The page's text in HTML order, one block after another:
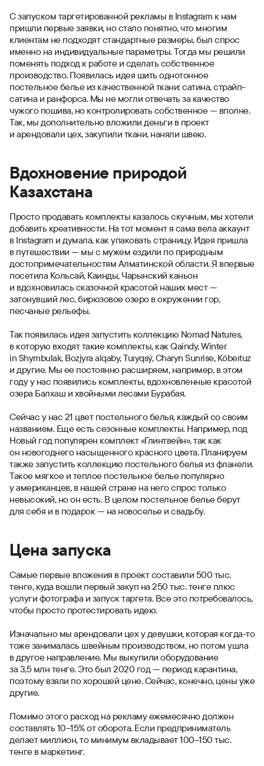
С запуском таргетированной рекламы в Instagram к нам
пришли первые заявки, но стало понятно, что многим
клиентам не подходят стандартные размеры, был спрос
именно на индивидуальные параметры. Тогда мы решили
поменять подход к работе и сделать собственное
производство. Появилась идея шить однотонное
постельное белье из качественной ткани: сатина, страйп-
сатина и ранфорса. Мы не могли отвечать за качество
чужого пошива, но контролировать собственное — вполне.
Так, мы дополнительно вложили деньги в проект
и арендовали цех, закупили ткани, наняли швею.
Вдохновение природой
Казахстана
Просто продавать комплекты казалось скучным, мы хотели
добавить креативности. На тот момент я сама вела аккаунт
в Instagram и думала, как упаковать страницу. Идея пришла
в путешествии — мы с мужем ездили по природным
достопримечательностям Алматинской области. Я впервые
посетила Кольсай, Каинды, Чарынский каньон
и вдохновилась сказочной красотой наших мест —
затонувший лес, бирюзовое озеро в окружении гор,
песчаные рельефы.
Так появилась идея запустить коллекцию Nomad Natures,
в которую входят такие комплекты, как Qaindy, Winter
in Shymbulak, Bozjyra alqaby, Tuıyqsý, Charyn Sunrise, Kóbeıtuz
и другие. Мы ее постоянно расширяем, например, в этом
году у нас появились комплекты, вдохновленные красотой
озера Балхаш и хвойными лесами Бурабая.
Сейчас у нас 21 цвет постельного белья, каждый со своим
названием. Еще есть сезонные комплекты. Например, под
Новый год популярен комплект «Глинтвейн», так как
он новогоднего насыщенного красного цвета. Планируем
также запустить коллекцию постельного белья из фланели.
Такое мягкое и теплое постельное белье популярно
у американцев, в нашей стране на него спрос только
невысокий, но он есть. В целом постельное белье берут
для себя и в подарок — на новоселье и свадьбу.
Цена запуска
Самые первые вложения в проект составили 500 тыс.
тенге, куда вошли первый закуп на 250 тыс. тенге плюс
услуги фотографа и запуск таргета. Все это потребовалось,
чтобы просто протестировать идею.
Изначально мы арендовали цех у девушки, которая когда-то
тоже занималась швейным производством, но потом ушла
в другое направление. Мы выкупили оборудование
за 3,5 млн тенге. Это был 2020 год — период карантина,
поэтому взяли по хорошей цене. Сейчас, конечно, цены уже
другие.
Помимо этого расход на рекламу ежемесячно должен
составлять 10–15% от оборота. Если предприниматель
делает миллион, то минимум вкладывает 100–150 тыс.
тенге в маркетинг.